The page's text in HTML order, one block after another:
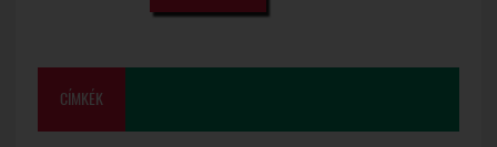
CÍMKÉK